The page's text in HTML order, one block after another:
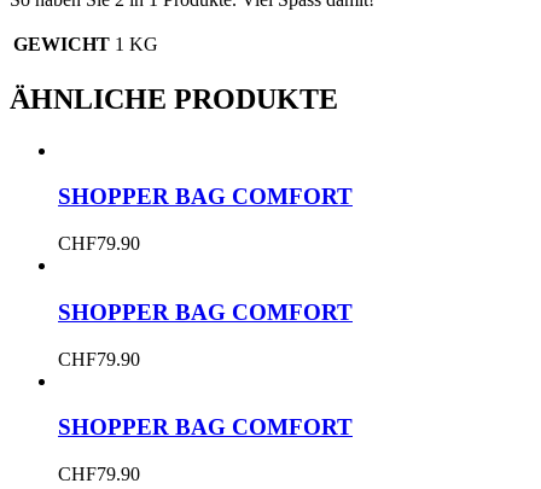
GEWICHT 1 KG
ÄHNLICHE PRODUKTE
SHOPPER BAG COMFORT
CHF79.90
SHOPPER BAG COMFORT
CHF79.90
SHOPPER BAG COMFORT
CHF79.90